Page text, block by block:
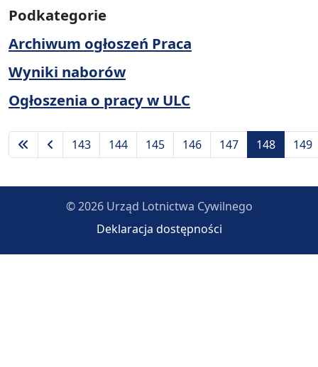
Podkategorie
Archiwum ogłoszeń Praca
Wyniki naborów
Ogłoszenia o pracy w ULC
143 144 145 146 147 148 149
© 2026 Urząd Lotnictwa Cywilnego
Deklaracja dostępności